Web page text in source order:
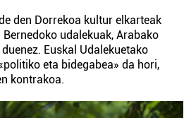
den Dorrekoa kultur elkarteak
udalekuak, Arabako
Euskal Udalekuetako
eta bidegabea» da hori,
kontrakoa.